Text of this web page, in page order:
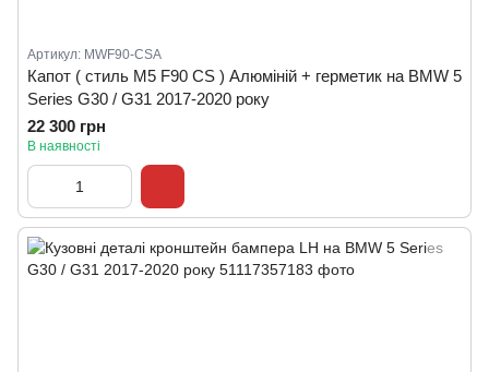
Артикул: MWF90-CSA
Капот ( стиль M5 F90 CS ) Алюміній + герметик на BMW 5
Series G30 / G31 2017-2020 року
22 300 грн
В наявності